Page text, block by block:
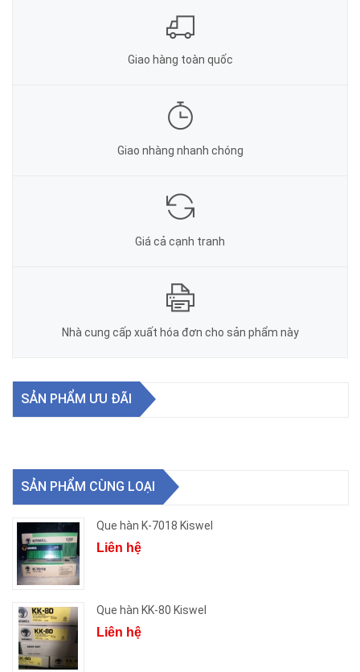
Giao hàng toàn quốc
Giao nhàng nhanh chóng
Giá cả cạnh tranh
Nhà cung cấp xuất hóa đơn cho sản phẩm này
SẢN PHẨM ƯU ĐÃI
SẢN PHẨM CÙNG LOẠI
Que hàn K-7018 Kiswel
Liên hệ
Que hàn KK-80 Kiswel
Liên hệ